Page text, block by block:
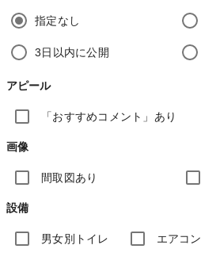
指定なし
3日以内に公開
アピール
「おすすめコメント」あり
画像
間取図あり
設備
男女別トイレ エアコン